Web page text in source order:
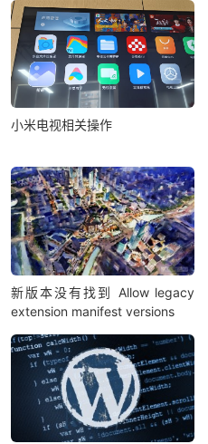
小米电视相关操作
新版本没有找到 Allow legacy
extension manifest versions